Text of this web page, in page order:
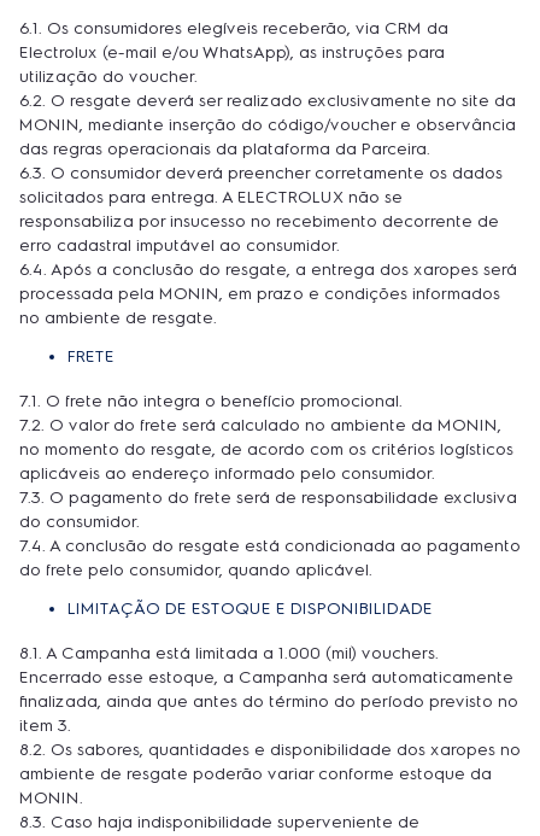
6.1. Os consumidores elegíveis receberão, via CRM da
Electrolux (e-mail e/ou WhatsApp), as instruções para
utilização do voucher.
6.2. O resgate deverá ser realizado exclusivamente no site da
MONIN, mediante inserção do código/voucher e observância
das regras operacionais da plataforma da Parceira.
6.3. O consumidor deverá preencher corretamente os dados
solicitados para entrega. A ELECTROLUX não se
responsabiliza por insucesso no recebimento decorrente de
erro cadastral imputável ao consumidor.
6.4. Após a conclusão do resgate, a entrega dos xaropes será
processada pela MONIN, em prazo e condições informados
no ambiente de resgate.
FRETE
7.1. O frete não integra o benefício promocional.
7.2. O valor do frete será calculado no ambiente da MONIN,
no momento do resgate, de acordo com os critérios logísticos
aplicáveis ao endereço informado pelo consumidor.
7.3. O pagamento do frete será de responsabilidade exclusiva
do consumidor.
7.4. A conclusão do resgate está condicionada ao pagamento
do frete pelo consumidor, quando aplicável.
LIMITAÇÃO DE ESTOQUE E DISPONIBILIDADE
8.1. A Campanha está limitada a 1.000 (mil) vouchers.
Encerrado esse estoque, a Campanha será automaticamente
finalizada, ainda que antes do término do período previsto no
item 3.
8.2. Os sabores, quantidades e disponibilidade dos xaropes no
ambiente de resgate poderão variar conforme estoque da
MONIN.
8.3. Caso haja indisponibilidade superveniente de